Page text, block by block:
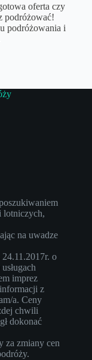
oferta czy
podróżować!
podróżowania i
lotniczych,
na uwadze
o
imprez
z
a. Ceny
chwili
dokonać
za zmiany cen